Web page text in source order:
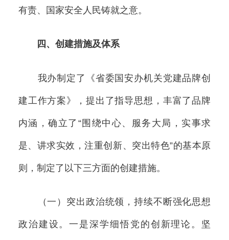
有责、国家安全人民铸就之意。
四、创建措施及体系
我办制定了《省委国安办机关党建品牌创
建工作方案》，提出了指导思想，丰富了品牌
内涵，确立了“围绕中心、服务大局，实事求
是、讲求实效，注重创新、突出特色”的基本原
则，制定了以下三方面的创建措施。
（一）突出政治统领，持续不断强化思想
政治建设。一是深学细悟党的创新理论。坚